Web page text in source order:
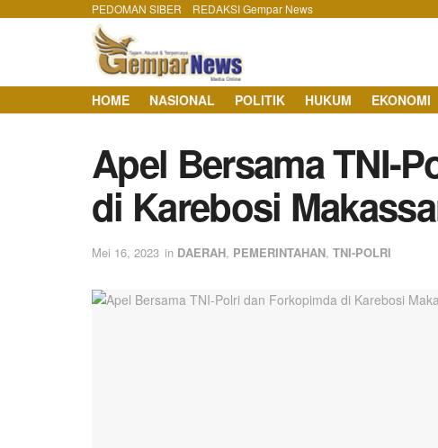
PEDOMAN SIBER REDAKSI Gempar News
HOME NASIONAL POLITIK HUKUM EKONOMI
Apel Bersama TNI-
di Karebosi
Mei 16, 2023 in DAERAH, PEMERINTAHAN, TNI-POLRI